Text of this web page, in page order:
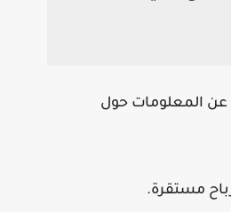
عن المعلومات حول
مستقرة.